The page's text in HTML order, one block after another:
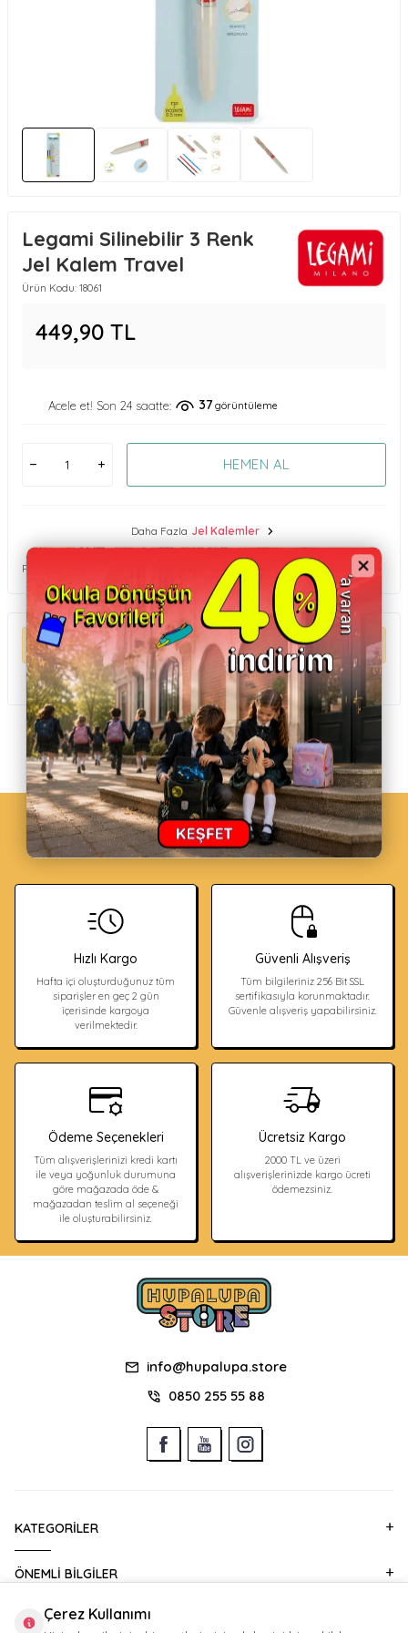
Legami Silinebilir 3 Renk
Jel Kalem Travel
Ürün Kodu: 18061
449,90 TL
Acele et! Son 24 saatte: 37 görüntüleme
HEMEN AL
Daha Fazla Jel Kalemler
Paylaş
ÜRÜN AÇIKLAMASI
Neden HUPALUPA STORE?
Hızlı Kargo
Hafta içi oluşturduğunuz tüm
siparişler en geç 2 gün
içerisinde kargoya
verilmektedir.
Güvenli Alışveriş
Tüm bilgileriniz 256 Bit SSL
sertifikasıyla korunmaktadır.
Güvenle alışveriş yapabilirsiniz.
Ödeme Seçenekleri
Tüm alışverişlerinizi kredi kartı
ile veya yoğunluk durumuna
göre mağazada öde &
mağazadan teslim al seçeneği
ile oluşturabilirsiniz.
Ücretsiz Kargo
2000 TL ve üzeri
alışverişlerinizde kargo ücreti
ödemezsiniz.
info@hupalupa.store
0850 255 55 88
KATEGORILER
ÖNEMLI BILGILER
HIZLI ERIŞIM
Çerez Kullanımı